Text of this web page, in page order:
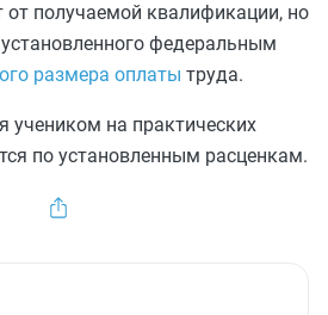
от получаемой квалификации, но
федеральным
размера оплаты труда.
учеником на практических
по установленным расценкам.